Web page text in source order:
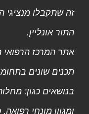
זה שתקבלו מנציגי
התור אונליין.
אתר המרכז
תכנים שונים
בנושאים כגון:
ומגוון מונחי